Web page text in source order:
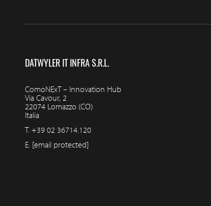
DATWYLER IT INFRA S.R.L.
ComoNExT – Innovation Hub
Via Cavour, 2
22074 Lomazzo (CO)
Italia
T. +39 02 36714.120
E. [email protected]